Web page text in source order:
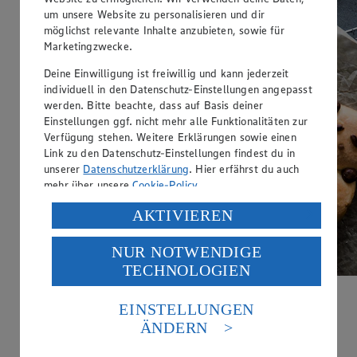
Mit Video
um unsere Website zu personalisieren und dir
möglichst relevante Inhalte anzubieten, sowie für
Marketingzwecke.
Deine Einwilligung ist freiwillig und kann jederzeit
individuell in den Datenschutz-Einstellungen angepasst
werden. Bitte beachte, dass auf Basis deiner
Einstellungen ggf. nicht mehr alle Funktionalitäten zur
Verfügung stehen. Weitere Erklärungen sowie einen
Link zu den Datenschutz-Einstellungen findest du in
unserer Datenschutzerklärung. Hier erfährst du auch
mehr über unsereCookie-Policy.
Verarbeitung deiner personenbezogenen Daten in den
USA durch Facebook und YouTube:
Wenn du auf „Aktivieren“ klickst, willigst du im Sinne
des Art. 49 Abs. 1 Satz 1 lit. a) DSGVO ein, dass deine
Daten in den USA verarbeitet werden. Der EuGH sieht
die USA als Land mit einem nach europäischen
Standards nicht angemessenen Datenschutzniveau an.
Es besteht das Risiko eines Zugriffs durch US-
AKTIVIEREN
NUR NOTWENDIGE
TECHNOLOGIEN
EINSTELLUNGEN
ÄNDERN